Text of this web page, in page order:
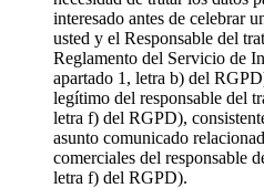
interesado antes de celebrar
usted y el Responsable del
Reglamento del Servicio de
apartado 1, letra b) del
legítimo del responsable del
letra f) del RGPD),
asunto comunicado
comerciales del responsable
letra f) del RGPD).